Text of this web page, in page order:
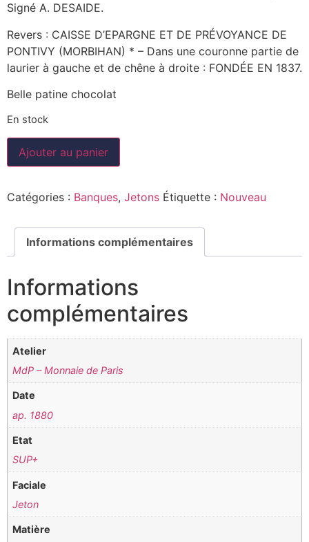
Signé A. DESAIDE.
Revers : CAISSE D’EPARGNE ET DE PRÉVOYANCE DE
PONTIVY (MORBIHAN) * – Dans une couronne partie de
laurier à gauche et de chêne à droite : FONDÉE EN 1837.
Belle patine chocolat
En stock
Ajouter au panier
Catégories : Banques, Jetons Étiquette : Nouveau
Informations complémentaires
Informations
complémentaires
Atelier
MdP – Monnaie de Paris
Date
ap. 1880
Etat
SUP+
Faciale
Jeton
Matière